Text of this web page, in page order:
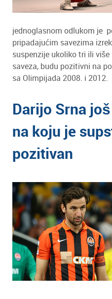
jednoglasnom odlukom je
pripadajućim savezima
suspenzije ukoliko tri ili
saveza, budu pozitivni na
sa Olimpijada 2008. i 2012.
Darijo Srna
na koju je
pozitivan